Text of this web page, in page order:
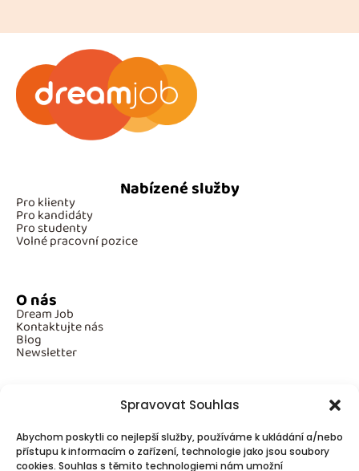
Spravovat Souhlas
Abychom poskytli co nejlepší služby, používáme k ukládání a/nebo
přístupu k informacím o zařízení, technologie jako jsou soubory
cookies. Souhlas s těmito technologiemi nám umožní
Nabízené služby
Pro klienty
Pro kandidáty
Pro studenty
Volné pracovní pozice
O nás
Dream Job
Kontaktujte nás
Blog
Newsletter
Povinné informace
GDPR
Cookies